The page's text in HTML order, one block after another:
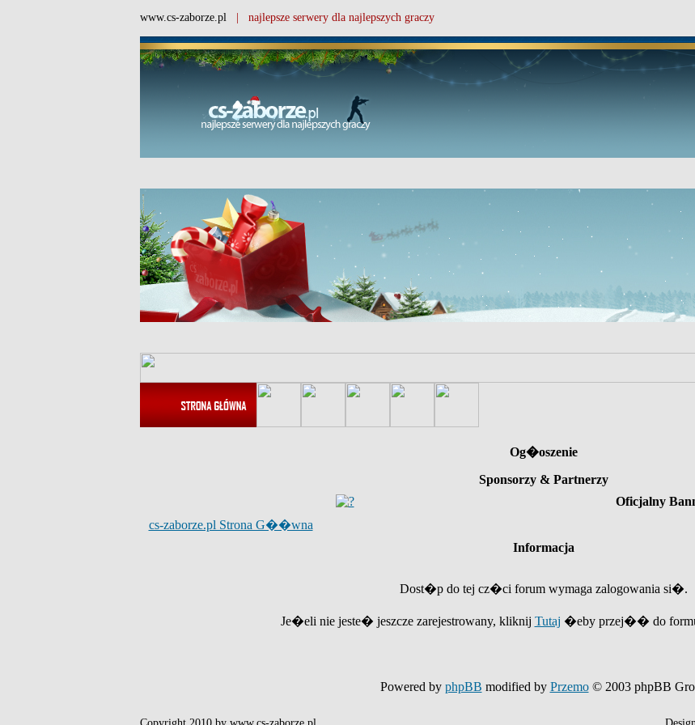
www.cs-zaborze.pl | najlepsze serwery dla najlepszych graczy
Og�oszenie
Sponsorzy & Partnerzy
Oficjalny
cs-zaborze.pl Strona G��wna
Informacja
Dost�p do tej cz�ci forum wymaga zalogowania si�.
Je�eli nie jeste� jeszcze zarejestrowany, kliknij Tutaj �eby przej�� do
Powered by phpBB modified by Przemo© 2003 phpBB